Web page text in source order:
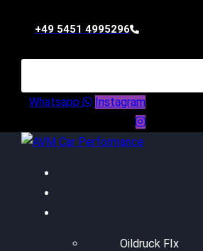
+49 5451 4995296
Whatsapp Instagram
Oildruck FIx